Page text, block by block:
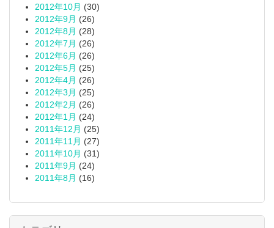
2012年10月 (30)
2012年9月 (26)
2012年8月 (28)
2012年7月 (26)
2012年6月 (26)
2012年5月 (25)
2012年4月 (26)
2012年3月 (25)
2012年2月 (26)
2012年1月 (24)
2011年12月 (25)
2011年11月 (27)
2011年10月 (31)
2011年9月 (24)
2011年8月 (16)